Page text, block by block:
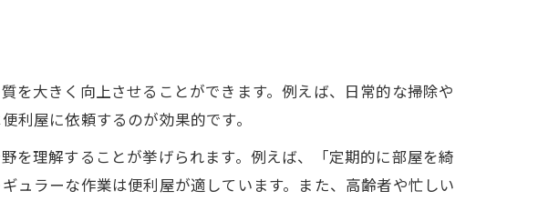
を大きく向上させることができます。例えば、日常的な掃除や
屋に依頼するのが効果的です。
を理解することが挙げられます。例えば、「定期的に部屋を綺
ュラーな作業は便利屋が適しています。また、高齢者や忙しい